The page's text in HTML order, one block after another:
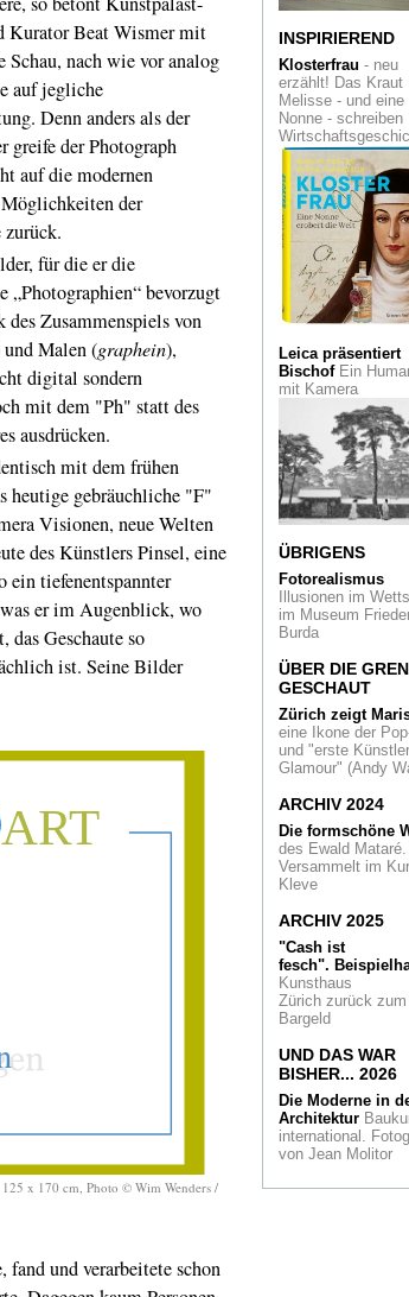
Kurator Beat Wismer mit
nach wie vor analog
auf jegliche
Denn anders als der
greife der Photograph
auf die modernen
der
zurück.
für die er die
„Photographien“ bevorzugt
des Zusammenspiels von
und Malen (graphein),
digital sondern
mit dem "Ph" statt des
ausdrücken.
mit dem frühen
heutige gebräuchliche "F"
Visionen, neue Welten
des Künstlers Pinsel, eine
ein tiefenentspannter
was er im Augenblick, wo
Geschaute so
ist. Seine Bilder
125 x 170 cm, Photo © Wim Wenders /
fand und verarbeitete schon
ausgestellt
das Vergessen: Das
neue Zentrum für
verfolgte Künste in
Solingen ist eröffnet
MomenteVon
Schmidt bis zur
Faszination der
Eine Ausstellung
Fotografen Ansgar
Maria van Treeck
Glashaut, Beton
keine Schnörkel
die High-Tech-
Architektur der
Fünfziger
Benefizauktion
zugunsten der
"Hilfe für ALS-
Menschen" im
Folkwang
Art in underground
Düsseldorfs neue U-
Bahnstrecke
Linie als
Perspektivwechsel
Nahezu rauschhaft
ohne Budget- Limit
gekauft: Nippons
Impressionisten-
Schätze sind in der
Bundeskunsthalle
ausgestellt
Artists against Aids
Ausstellung und
in der
in Bonn
Kunstverein
Jahresgabe 2015
Kai Althoff
Reingehen,
gucken- die lichten
Kompositionen der
Agnes Martin im
The Broad
L.A.... und wie
Stadt zum
Kunstmagneten
Ehrung für Obrist
INSPIRIEREND
Klosterfrau - neu
erzählt! Das Kraut
Melisse - und eine
Nonne - schreiben
Leica präsentiert
BischofEin
mit Kamera
ÜBRIGENS
Fotorealismus
Illusionen im
im Museum
Burda
ÜBER DIE
GESCHAUT
Zürich zeigt
eine Ikone der
und "erste
Glamour" (Andy
ARCHIV 2024
Die formschöne
des Ewald Mataré.
Versammelt im
Kleve
ARCHIV 2025
"Cash ist
fesch".
Kunsthaus
Zürich zurück zum
Bargeld
UND DAS WAR
BISHER... 2026
Die Moderne in
Architektur
international.
von Jean Molitor